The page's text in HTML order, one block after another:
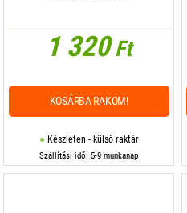
1 320Ft
Készleten - külső raktár
Szállítási idő: 5-9 munkanap
KOSÁRBA RAKOM!